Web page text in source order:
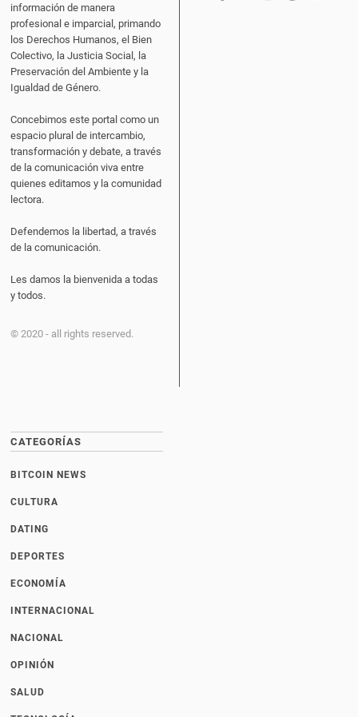
información de manera
profesional e imparcial, primando
los Derechos Humanos, el Bien
Colectivo, la Justicia Social, la
Preservación del Ambiente y la
Igualdad de Género.
Concebimos este portal como un
espacio plural de intercambio,
transformación y debate, a través
de la comunicación viva entre
quienes editamos y la comunidad
lectora.
Defendemos la libertad, a través
de la comunicación.
Les damos la bienvenida a todas
y todos.
© 2020 - all rights reserved.
CATEGORÍAS
BITCOIN NEWS
CULTURA
DATING
DEPORTES
ECONOMÍA
INTERNACIONAL
NACIONAL
OPINIÓN
SALUD